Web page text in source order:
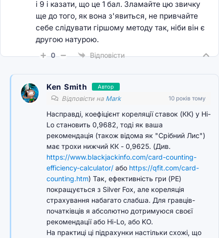
і 9 і казати, що це 1 бал. Зламайте цю звичку
ще до того, як вона з'явиться, не привчайте
себе слідувати гіршому методу так, ніби він є
другою натурою.
0 Відповісти
Ken Smith Автор
Відповісти на Mark 10 років тому
Насправді, коефіцієнт кореляції ставок (КК) у Hi-
Lo становить 0,9682, тоді як ваша
рекомендація (також відома як "Срібний Лис")
має трохи нижчий КК - 0,9625. (Див.
https://www.blackjackinfo.com/card-counting-
efficiency-calculator/ або https://qfit.com/card-
counting.htm) Так, ефективність гри (PE)
покращується з Silver Fox, але кореляція
страхування набагато слабша. Для гравців-
початківців я абсолютно дотримуюся своєї
рекомендації або Hi-Lo, або KO.
На практиці ці підрахунки настільки схожі, що